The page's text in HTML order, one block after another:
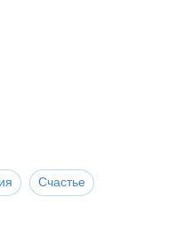
Счастье